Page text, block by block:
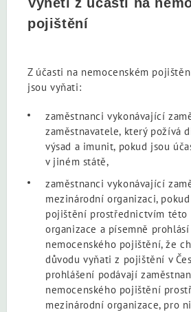
pojištění
Z účasti na nemocenském
jsou vyňati:
zaměstnanci vykonávající
zaměstnavatele, který požívá
výsad a imunit, pokud jsou
v jiném státě,
zaměstnanci vykonávající
mezinárodní organizaci,
pojištění prostřednictvím této
organizace a písemně
nemocenského pojištění, že
důvodu vyňati z pojištění v
prohlášení podávají
nemocenského pojištění
mezinárodní organizace, pro